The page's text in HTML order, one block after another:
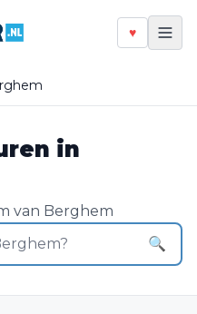
♥
in
van Berghem
🔍